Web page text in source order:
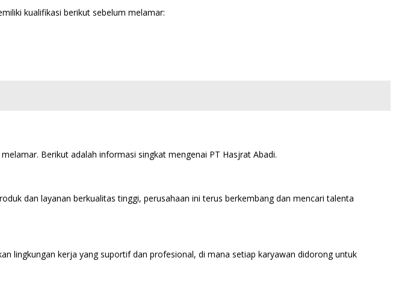
kualifikasi berikut sebelum melamar:
Berikut adalah informasi singkat mengenai PT Hasjrat Abadi.
dan layanan berkualitas tinggi, perusahaan ini terus berkembang dan mencari talenta
lingkungan kerja yang suportif dan profesional, di mana setiap karyawan didorong untuk